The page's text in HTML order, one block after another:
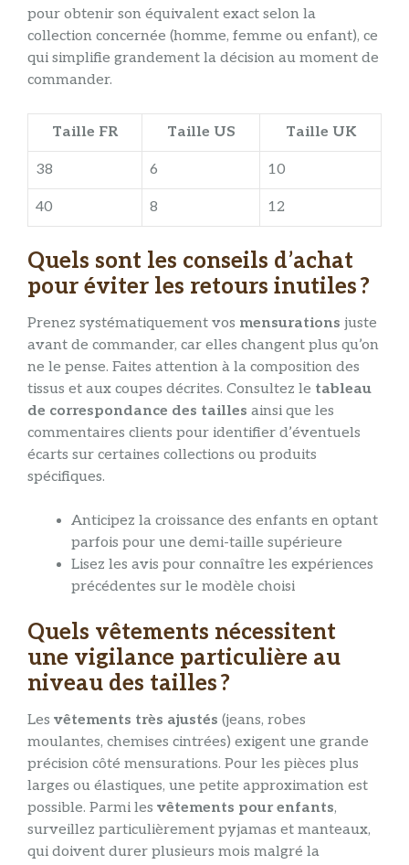
pour obtenir son équivalent exact selon la
collection concernée (homme, femme ou enfant), ce
qui simplifie grandement la décision au moment de
commander.
Taille FR Taille US Taille UK
38 6 10
40 8 12
Quels sont les conseils d’achat
pour éviter les retours inutiles ?
Prenez systématiquement vos mensurations juste
avant de commander, car elles changent plus qu’on
ne le pense. Faites attention à la composition des
tissus et aux coupes décrites. Consultez le tableau
de correspondance des tailles ainsi que les
commentaires clients pour identifier d’éventuels
écarts sur certaines collections ou produits
spécifiques.
Anticipez la croissance des enfants en optant
parfois pour une demi-taille supérieure
Lisez les avis pour connaître les expériences
précédentes sur le modèle choisi
Quels vêtements nécessitent
une vigilance particulière au
niveau des tailles ?
Les vêtements très ajustés (jeans, robes
moulantes, chemises cintrées) exigent une grande
précision côté mensurations. Pour les pièces plus
larges ou élastiques, une petite approximation est
possible. Parmi les vêtements pour enfants,
surveillez particulièrement pyjamas et manteaux,
qui doivent durer plusieurs mois malgré la